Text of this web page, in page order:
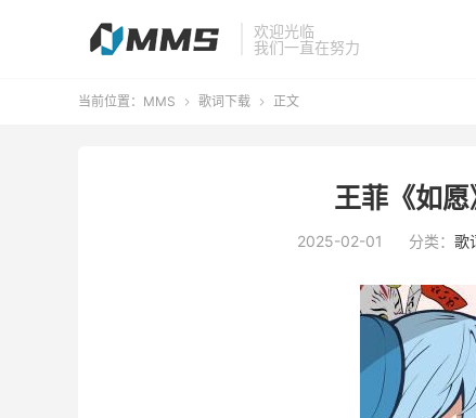
欢迎光临
我们一直在努力
当前位置： MMS  歌词下载  正文
王菲《如
2025-02-01 分类： 歌